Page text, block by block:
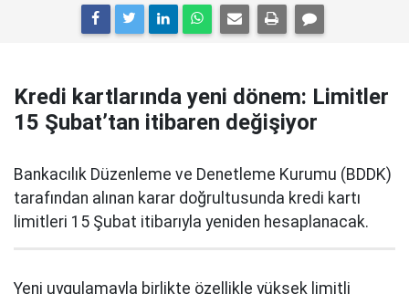
Kredi kartlarında yeni dönem: Limitler
15 Şubat’tan itibaren değişiyor
Bankacılık Düzenleme ve Denetleme Kurumu (BDDK)
tarafından alınan karar doğrultusunda kredi kartı
limitleri 15 Şubat itibarıyla yeniden hesaplanacak.
Yeni uygulamayla birlikte özellikle yüksek limitli